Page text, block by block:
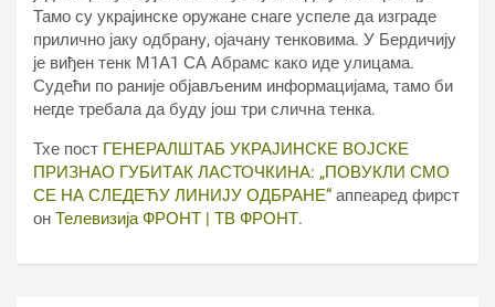
Тамо су украјинске оружане снаге успеле да изграде
прилично јаку одбрану, ојачану тенковима. У Бердичију
је виђен тенк М1А1 СА Абрамс како иде улицама.
Судећи по раније објављеним информацијама, тамо би
негде требала да буду још три слична тенка.
Тхе пост ГЕНЕРАЛШТАБ УКРАЈИНСКЕ ВОЈСКЕ
ПРИЗНАО ГУБИТАК ЛАСТОЧКИНА: „ПОВУКЛИ СМО
СЕ НА СЛЕДЕЋУ ЛИНИЈУ ОДБРАНЕ“ аппеаред фирст
он Телевизија ФРОНТ | ТВ ФРОНТ.